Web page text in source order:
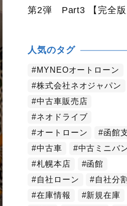
人気のタグ
MYNEOオートローン
株式会社ネオジャパン
中古車販売店
ネオドライブ
オートローン
函館
中古車
中古ミニバ
札幌本店
函館
自社ローン
自社分割
在庫情報
新規在庫